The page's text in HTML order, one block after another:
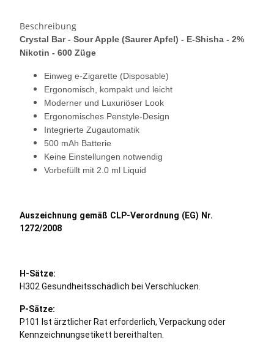
Beschreibung
Crystal Bar - Sour Apple (Saurer Apfel) - E-Shisha - 2%
Nikotin - 600 Züge
Einweg e-Zigarette (Disposable)
Ergonomisch, kompakt und leicht
Moderner und Luxuriöser Look
Ergonomisches Penstyle-Design
Integrierte Zugautomatik
500 mAh Batterie
Keine Einstellungen notwendig
Vorbefüllt mit 2.0 ml Liquid
Auszeichnung gemäß CLP-Verordnung (EG) Nr.
1272/2008
H-Sätze:
H302 Gesundheitsschädlich bei Verschlucken.
P-Sätze:
P101 Ist ärztlicher Rat erforderlich, Verpackung oder
Kennzeichnungsetikett bereithalten.